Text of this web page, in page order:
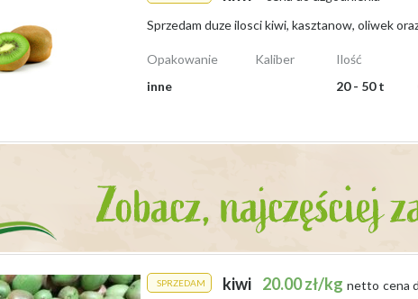
mogą szybko znaleźć nabywców zainteresowanych świeżymi i
Market24 jako
Opakowanie
inne
Kaliber
Ilość
20 - 50 t
SPRZEDAM kiwi 20.00 zł/kg netto cena